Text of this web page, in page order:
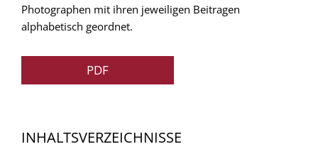
Photographen mit ihren jeweiligen Beitragen
alphabetisch geordnet.
PDF
INHALTSVERZEICHNISSE